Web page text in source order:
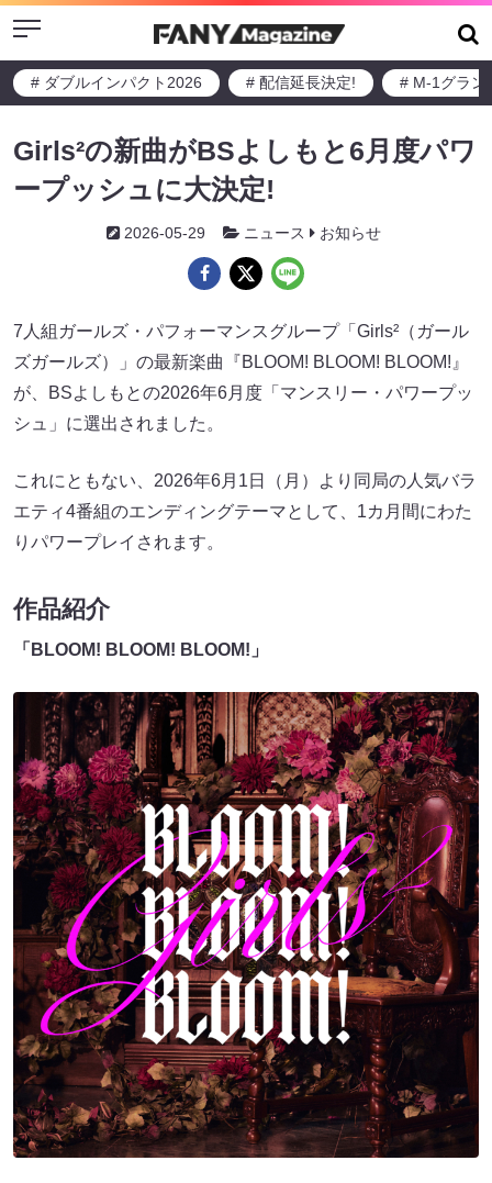
Menu
# ダブルインパクト2026 # 配信延長決定! # M-1グラン
Girls²の新曲がBSよしもと6月度パワ
ープッシュに大決定!
2026-05-29 ニュース お知らせ
7人組ガールズ・パフォーマンスグループ「Girls²（ガール
ズガールズ）」の最新楽曲『BLOOM! BLOOM! BLOOM!』
が、BSよしもとの2026年6月度「マンスリー・パワープッ
シュ」に選出されました。
これにともない、2026年6月1日（月）より同局の人気バラ
エティ4番組のエンディングテーマとして、1カ月間にわた
りパワープレイされます。
作品紹介
「BLOOM! BLOOM! BLOOM!」